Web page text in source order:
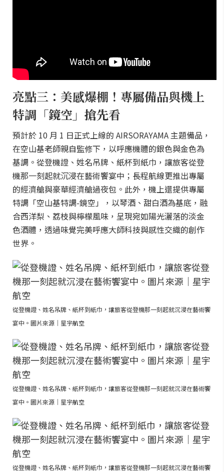
亮點三：美感爆棚！專屬備品與機上
特調「鏡空」搶先看
預計於 10 月 1 日正式上線的 AIRSORAYAMA 主題備品，
在空山基老師親自監修下，以呼應機體的銀色與金色為
基調。從登機證、姓名吊牌、紙杯到紙巾，讓旅客從登
機那一刻起就沉浸在藝術饗宴中；長程航線更推出專屬
的經濟艙與豪華經濟艙過夜包。此外，機上還提供專屬
特調「空山基特調-鏡空」，以琴酒、甜白酒為基底，融
合西洋梨、荔枝與檸檬風味，呈現宛如陽光灑落的淡金
色酒體，透過味覺完美呼應大師科技與感性交織的創作
世界。
從登機證、姓名吊牌、紙杯到紙巾，讓旅客從登機那一刻起就沉浸在藝術饗
宴中。圖片來源｜星宇航空
從登機證、姓名吊牌、紙杯到紙巾，讓旅客從登機那一刻起就沉浸在藝術饗
宴中。圖片來源｜星宇航空
從登機證、姓名吊牌、紙杯到紙巾，讓旅客從登機那一刻起就沉浸在藝術饗